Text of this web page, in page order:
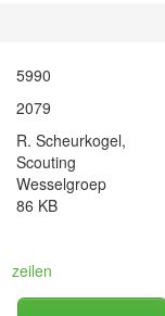
5990
2079
R. Scheurkogel,
Scouting
Wesselgroep
86 KB
zeilen